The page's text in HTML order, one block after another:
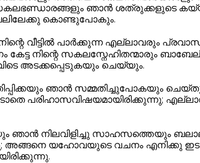
സകലഭണ്ഡാരങ്ങളും ഞാൻ ശത്രുക്കളുടെ
കൊണ്ടുപോകും.
വീട്ടിൽ പാർക്കുന്ന എല്ലാവരും
കേട്ട നിന്റെ സകലസ്നേഹിതന്മാരും
അടക്കപ്പെടുകയും ചെയ്യും.
ഞാൻ സമ്മതിച്ചുപോകയും
പരിഹാസവിഷയമായിരിക്കുന്നു;
ഞാൻ നിലവിളിച്ചു സാഹസത്തെയും
അങ്ങനെ യഹോവയുടെ വചനം എനിക്കു